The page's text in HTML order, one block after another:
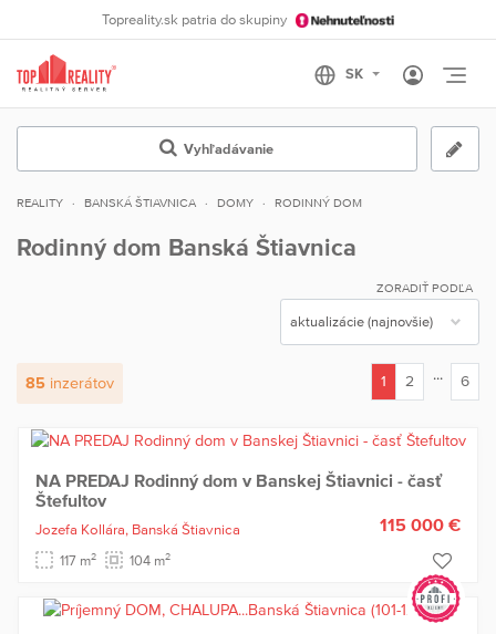
Topreality.sk patria do skupiny
Vyhľadávanie
REALITY BANSKÁ ŠTIAVNICA DOMY RODINNÝ DOM
Rodinný dom Banská Štiavnica
ZORADIŤ PODĽA
85 inzerátov
1
2 ... 6
NA PREDAJ Rodinný dom v Banskej Štiavnici - časť
Štefultov
Jozefa Kollára, Banská Štiavnica
117 m2 104 m2
115 000 €